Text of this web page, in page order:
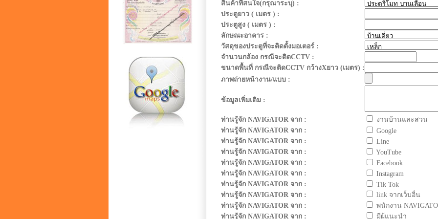
สินค้าที่สนใจ(กรุณาระบุ) :
ประตูยาว ( เมตร ) :
ประตูสูง ( เมตร ) :
ลักษณะอาคาร :
วัสดุของประตูที่จะติดตั้งมอเตอร์ :
จำนวนกล้อง กรณีจะติดCCTV :
ขนาดพื้นที่ กรณีจะติดCCTV กว้างXยาว (เมตร) :
ภาพถ่ายหน้างาน/แบบ :
ข้อมูลเพิ่มเติม :
ท่านรู้จัก NAVIGATOR จาก :
งานบ้านและสวน
ท่านรู้จัก NAVIGATOR จาก :
Google
ท่านรู้จัก NAVIGATOR จาก :
Line
ท่านรู้จัก NAVIGATOR จาก :
YouTube
ท่านรู้จัก NAVIGATOR จาก :
Facebook
ท่านรู้จัก NAVIGATOR จาก :
Instagram
ท่านรู้จัก NAVIGATOR จาก :
Tik Tok
ท่านรู้จัก NAVIGATOR จาก :
link จากเว็บอื่น
ท่านรู้จัก NAVIGATOR จาก :
พนักงาน
ท่านรู้จัก NAVIGATOR จาก :
มีผู้แนะนำ